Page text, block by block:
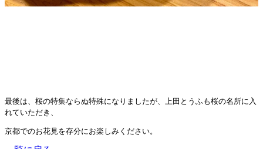
最後は、桜の特集ならぬ特殊になりましたが、上田とうふも桜の名所に入
れていただき、
京都でのお花見を存分にお楽しみください。